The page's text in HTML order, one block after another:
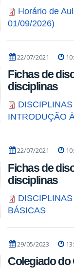
Horário de
01/09/2026)
22/07/2021
Fichas de
disciplinas
INTRODUÇÃO
22/07/2021
Fichas de
disciplinas
BÁSICAS
29/05/2023
Colegiado